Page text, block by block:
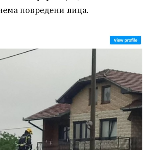
повредени лица.